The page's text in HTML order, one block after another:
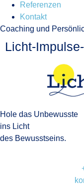
Referenzen
Kontakt
Coaching und
Licht-
Hole das Unbewusste
ins Licht
des Bewusstseins.